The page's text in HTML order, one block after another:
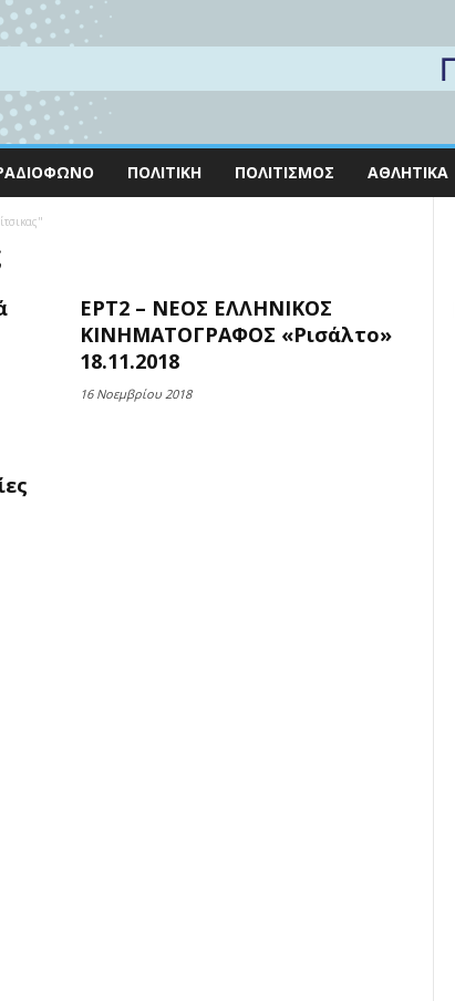
ΠΟΛΙΤΙΚΉ ΠΟΛΙΤΙΣΜΌΣ ΑΘΛΗΤΙΚΆ
ΕΡΤ2 – ΝΕΟΣ ΕΛΛΗΝΙΚΟΣ
ΚΙΝΗΜΑΤΟΓΡΑΦΟΣ «Ρισάλτο»
18.11.2018
16 Νοεμβρίου 2018